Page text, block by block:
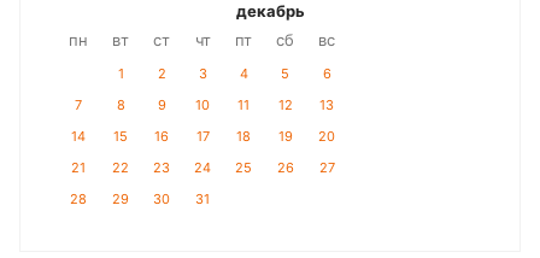
декабрь
пн
вт ст чт пт сб вс
1 2 3 4 5
6
7
8 9 10 11 12
13
14
15 16 17 18 19
20
21
22 23 24 25 26
27
28
29 30 31